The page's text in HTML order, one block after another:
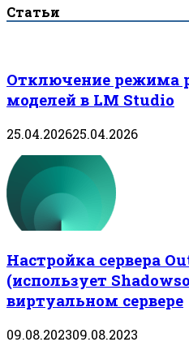
Статьи
Отключение режима
моделей в LM Studio
25.04.202625.04.2026
Настройка сервера
(использует
виртуальном сервере
09.08.202309.08.2023